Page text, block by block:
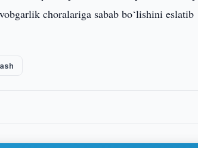
choralariga sabab bo‘lishini eslatib